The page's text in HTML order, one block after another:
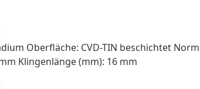
Oberfläche: CVD-TIN beschichtet
Klingenlänge (mm): 16 mm